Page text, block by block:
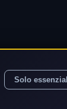
Solo